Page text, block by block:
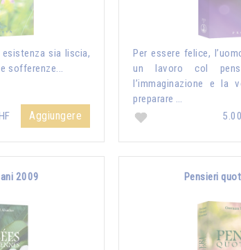
sia liscia,
sofferenze...
Aggiungere
Per essere felice,
un lavoro col
l’immaginazione e la
preparare …
2009 Pensieri